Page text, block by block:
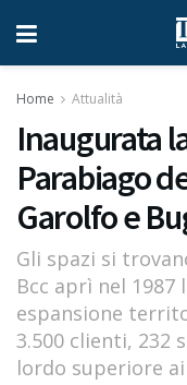
Home Attualità
Inaugurata
Parabiago
Garolfo e
Gli spazi si
Bcc aprì nel
espansione
3.500 clienti, 232
lordo superiore